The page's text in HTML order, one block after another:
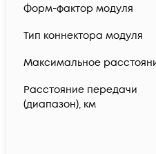
Форм-фактор модуля
Тип коннектора модуля
Максимальное
Расстояние передачи
(диапазон), км